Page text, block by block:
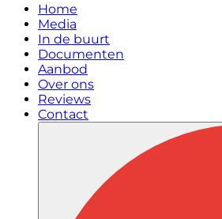
Home
Media
In de buurt
Documenten
Aanbod
Over ons
Reviews
Contact